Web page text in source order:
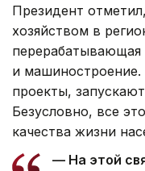
Президент
хозяйством в
и машиностроение.
проекты,
Безусловно, все
качества жизни
— На этой